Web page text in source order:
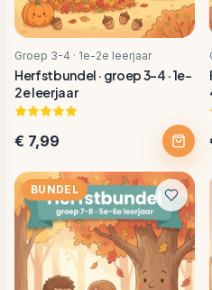
Groep 3-4 · 1e-2e leerjaar
Herfstbundel · groep 3-4 · 1e-
2e leerjaar
€ 7,99
BUNDEL